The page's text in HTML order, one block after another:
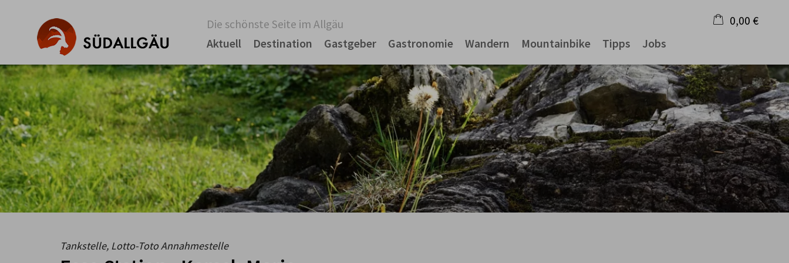
Die schönste Seite im Allgäu
Aktuell
Destination Gastgeber Gastronomie Wandern Mountainbike Tipps Jobs
0,00 €
Warenkorb ist leer
Tankstelle, Lotto-Toto Annahmestelle